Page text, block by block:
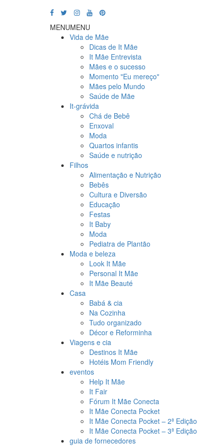
MENUMENU
Vida de Mãe
Dicas de It Mãe
It Mãe Entrevista
Mães e o sucesso
Momento "Eu mereço"
Mães pelo Mundo
Saúde de Mãe
It-grávida
Chá de Bebê
Enxoval
Moda
Quartos infantis
Saúde e nutrição
Filhos
Alimentação e Nutrição
Bebês
Cultura e Diversão
Educação
Festas
It Baby
Moda
Pediatra de Plantão
Moda e beleza
Look It Mãe
Personal It Mãe
It Mãe Beauté
Casa
Babá & cia
Na Cozinha
Tudo organizado
Décor e Reforminha
Viagens e cia
Destinos It Mãe
Hotéis Mom Friendly
eventos
Help It Mãe
It Fair
Fórum It Mãe Conecta
It Mãe Conecta Pocket
It Mãe Conecta Pocket – 2ª Edição
It Mãe Conecta Pocket – 3ª Edição
guia de fornecedores